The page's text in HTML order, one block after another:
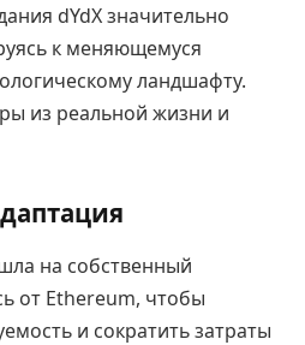
dYdX значительно
к меняющемуся
ландшафту.
из реальной жизни и
на собственный
от Ethereum, чтобы
и сократить затраты